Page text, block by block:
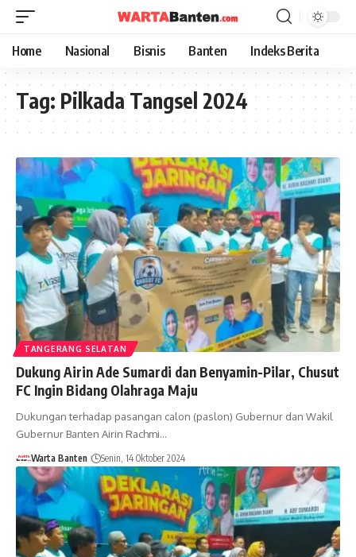
Home Nasional Bisnis Banten Indeks Berita
Tag: Pilkada Tangsel 2024
TANGERANG SELATAN
Dukung Airin Ade Sumardi dan Benyamin-Pilar, Chusut
FC Ingin Bidang Olahraga Maju
Dukungan terhadap pasangan calon (paslon) Gubernur dan Wakil
Gubernur Banten Airin Rachmi…
Warta Banten Senin, 14 Oktober 2024